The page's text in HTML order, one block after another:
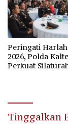
Peringati
2026, Polda
Perkuat
Tinggalkan